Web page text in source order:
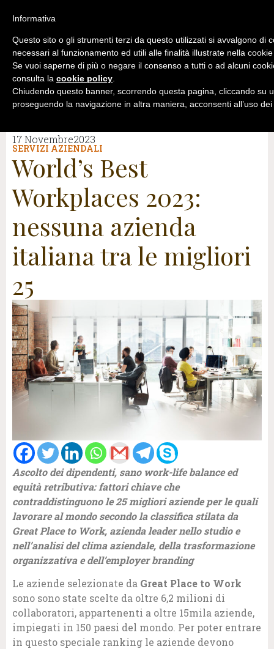
17 Novembre2023
SERVIZI AZIENDALI
World’s Best
Workplaces 2023:
nessuna azienda
italiana tra le migliori
25
Ascolto dei dipendenti, sano work-life balance ed
equità retributiva: fattori chiave che
contraddistinguono le 25 migliori aziende per le quali
lavorare al mondo secondo la classifica stilata da
Great Place to Work, azienda leader nello studio e
nell’analisi del clima aziendale, della trasformazione
organizzativa e dell’employer branding
Le aziende selezionate da Great Place to Work
sono sono state scelte da oltre 6,2 milioni di
collaboratori, appartenenti a oltre 15mila aziende,
impiegati in 150 paesi del mondo. Per poter entrare
in questo speciale ranking le aziende devono
Informativa
Questo sito o gli strumenti terzi da questo utilizzati si avvalgono di
necessari al funzionamento ed utili alle finalità illustrate nella
Se vuoi saperne di più o negare il consenso a tutti o ad alcuni
consulta la cookie policy.
Chiudendo questo banner, scorrendo questa pagina, cliccando su
proseguendo la navigazione in altra maniera, acconsenti all’uso